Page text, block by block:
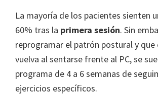
La mayoría de los pacientes sienten
60% tras la primera sesión. Sin
reprogramar el patrón postural y que
vuelva al sentarse frente al PC, se
programa de 4 a 6 semanas de
ejercicios específicos.